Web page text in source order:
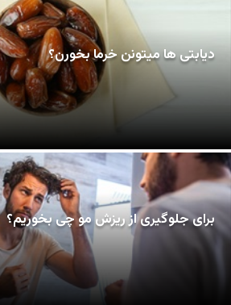
دیابتی ها میتونن خرما بخورن؟
برای جلوگیری از ریزش مو چی بخوریم؟